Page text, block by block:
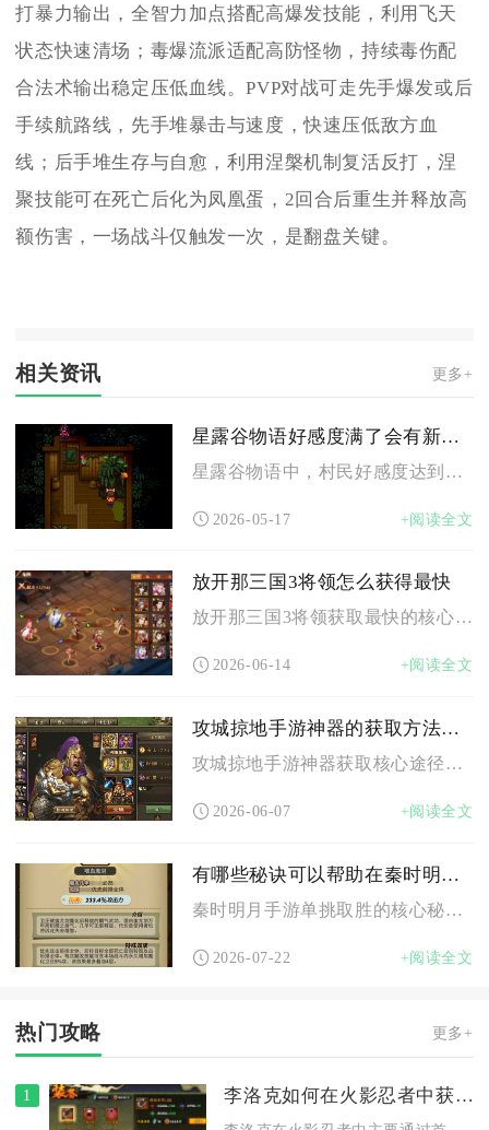
打暴力输出，全智力加点搭配高爆发技能，利用飞天
状态快速清场；毒爆流派适配高防怪物，持续毒伤配
合法术输出稳定压低血线。PVP对战可走先手爆发或后
手续航路线，先手堆暴击与速度，快速压低敌方血
线；后手堆生存与自愈，利用涅槃机制复活反打，涅
聚技能可在死亡后化为凤凰蛋，2回合后重生并释放高
额伤害，一场战斗仅触发一次，是翻盘关键。
相关资讯 更多+
星露谷物语好感度满了会有新的春天活动吗
星露谷物语中，村民好感度达到满值后，确实会触发全新的春天专属...
2026-05-17 +阅读全文
放开那三国3将领怎么获得最快
放开那三国3将领获取最快的核心是优先名将招募与阵营招募，兼顾...
2026-06-14 +阅读全文
攻城掠地手游神器的获取方法是什么
攻城掠地手游神器获取核心途径为秘境探险合成、限时活动领取、副...
2026-06-07 +阅读全文
有哪些秘诀可以帮助在秦时明月手游中单挑
秦时明月手游单挑取胜的核心秘诀集中在门派机制克制、属性定向养...
2026-07-22 +阅读全文
热门攻略 更多+
1 李洛克如何在火影忍者中获得